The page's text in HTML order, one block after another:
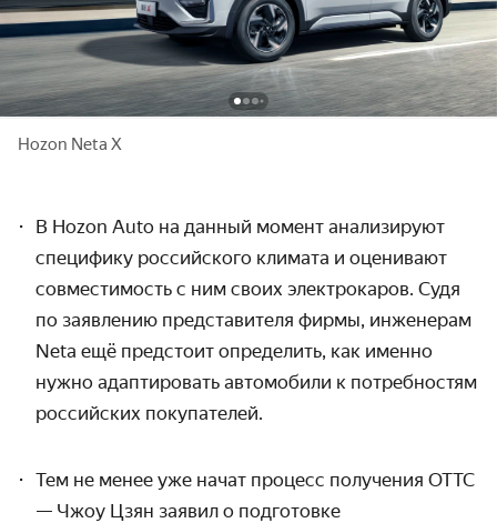
Hozon Neta X
В Hozon Auto на данный момент анализируют
специфику российского климата и оценивают
совместимость с ним своих электрокаров. Судя
по заявлению представителя фирмы, инженерам
Neta ещё предстоит определить, как именно
нужно адаптировать автомобили к потребностям
российских покупателей.
Тем не менее уже начат процесс получения ОТТС
— Чжоу Цзян заявил о подготовке